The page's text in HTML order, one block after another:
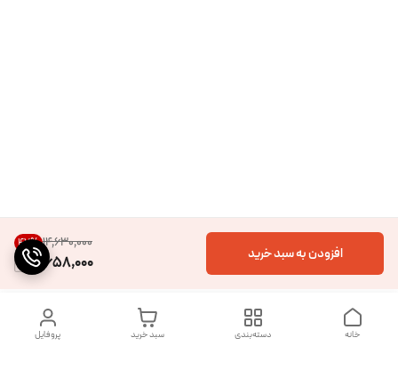
۱۴٬۶۳۰٬۰۰۰ 47%
7,658,000 افزودن به سبد خرید
پروفایل سبد خرید دسته‌بندی خانه